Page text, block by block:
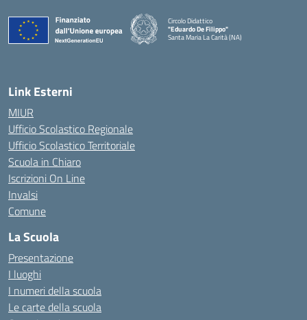
Circolo Didattico
"Eduardo De Filippo"
Santa Maria La Carità (NA)
Link Esterni
MIUR
Ufficio Scolastico Regionale
Ufficio Scolastico Territoriale
Scuola in Chiaro
Iscrizioni On Line
Invalsi
Comune
La Scuola
Presentazione
I luoghi
I numeri della scuola
Le carte della scuola